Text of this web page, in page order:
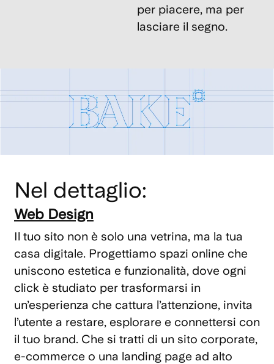
per piacere, ma per
lasciare il segno.
Nel dettaglio:
Web Design
Il tuo sito non è solo una vetrina, ma la tua
casa digitale. Progettiamo spazi online che
uniscono estetica e funzionalità, dove ogni
click è studiato per trasformarsi in
un’esperienza che cattura l’attenzione, invita
l’utente a restare, esplorare e connettersi con
il tuo brand. Che si tratti di un sito corporate,
e-commerce o una landing page ad alto